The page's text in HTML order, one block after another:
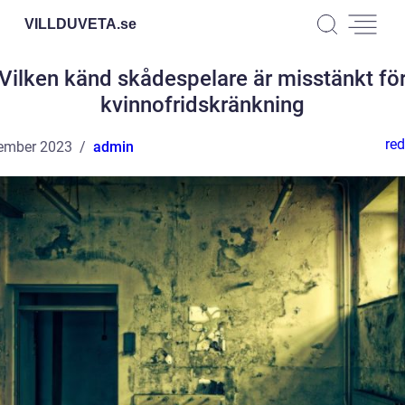
VILLDUVETA.se
känd skådespelare är misstänkt
kvinnofridskränkning
2023 admin